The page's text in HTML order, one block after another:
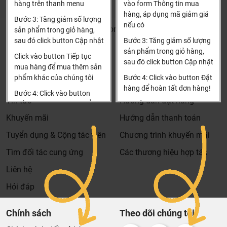
Bảo trì sản phẩm lên tới 5 năm, tặng các phụ kiện hao
mòn và thay thế miễn phí.
Bảo trì kiểm tra sản phẩm trước khi hết hạn bảo hành
kể cả sản phẩm có lên đên 5 năm hay 10 năm bảo
hành miễn phí, Khali Nguyễn sẽ liên hệ để bảo trì và
kiểm tra khi đến hạn, khách hàng không phải ghi nhớ
hay lưu thông tin gì cả.
Khali Nguyễn - Tri kỷ của ngôi nhà bạn!
hàng trên thanh menu
Bước 3: Tăng giảm số lượng
sản phẩm trong giỏ hàng,
sau đó click button Cập nhật
Click vào button Tiếp tục
mua hàng để mua thêm sản
phẩm khác của chúng tôi
Bước 4: Click vào button
Tiến hành thanh toán để
thanh toán đơn hàng của
Xin cảm ơn khách hàng!!!
vào form Thông tin mua
hàng, áp dụng mã giảm giá
nếu có
Bước 3: Tăng giảm số lượng
sản phẩm trong giỏ hàng,
sau đó click button Cập nhật
Bước 4: Click vào button Đặt
hàng để hoàn tất đơn hàng!
Xin cảm ơn khách hàng!!!
Khalinguyen.vn@gmail.com
0904501766
Thông tin
Tìm đại lý & Hợp tác
Tin tức
Khuyến mãi
Tuyển dụng & Cộng tác viên
Tìm đối tác cung ứng
Liên hệ
Hỏi đáp
Thông tin thêm
Hướng dẫn mua hàng
Hướng dẫn đặt hàng
Hướng dẫn thanh toán
Chương trình khuyến mãi
Các thương hiệu hợp tác
Chính sách Theo dõi chúng tôi